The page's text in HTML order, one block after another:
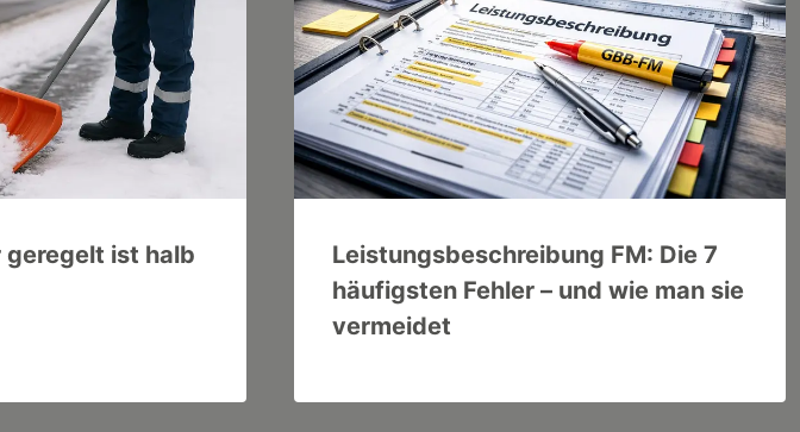
ist halb
Leistungsbeschreibung FM: Die 7
häufigsten Fehler – und wie man sie
vermeidet